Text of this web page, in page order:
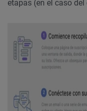
etapas (en el caso